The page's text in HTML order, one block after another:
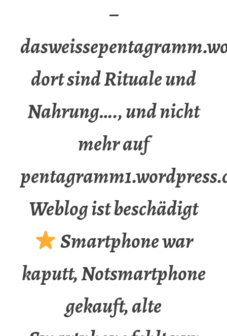
–
dort sind Rituale und
Nahrung…., und nicht
mehr auf
Weblog ist beschädigt
Smartphone war
kaputt, Notsmartphone
gekauft, alte